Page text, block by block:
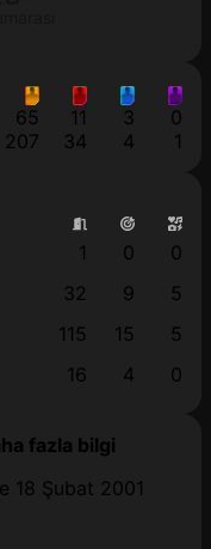
65 11 3
0
207 34 4 1
1 0
0
32 9
5
115 15
5
16 4 0
fazla bilgi
18 Şubat 2001